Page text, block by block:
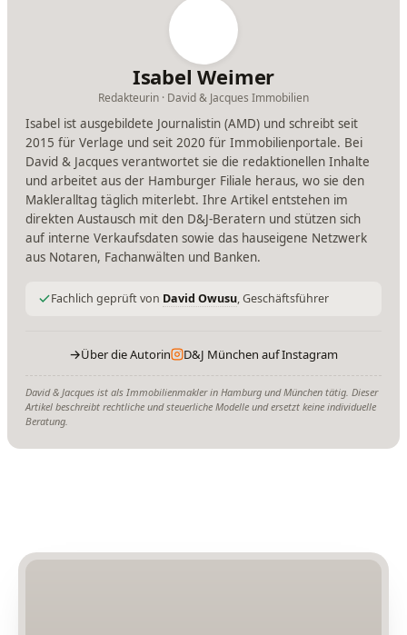
Isabel Weimer
Redakteurin · David & Jacques Immobilien
Isabel ist ausgebildete Journalistin (AMD) und schreibt seit
2015 für Verlage und seit 2020 für Immobilienportale. Bei
David & Jacques verantwortet sie die redaktionellen Inhalte
und arbeitet aus der Hamburger Filiale heraus, wo sie den
Makleralltag täglich miterlebt. Ihre Artikel entstehen im
direkten Austausch mit den D&J-Beratern und stützen sich
auf interne Verkaufsdaten sowie das hauseigene Netzwerk
aus Notaren, Fachanwälten und Banken.
Fachlich geprüft von David Owusu, Geschäftsführer
→Über die Autorin D&J München auf Instagram
David & Jacques ist als Immobilienmakler in Hamburg und München tätig. Dieser
Artikel beschreibt rechtliche und steuerliche Modelle und ersetzt keine individuelle
Beratung.